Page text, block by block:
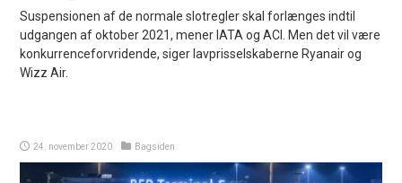
Suspensionen af de normale slotregler skal forlænges indtil
udgangen af oktober 2021, mener IATA og ACI. Men det vil være
konkurrenceforvridende, siger lavprisselskaberne Ryanair og
Wizz Air.
24. november 2020 Bagsiden